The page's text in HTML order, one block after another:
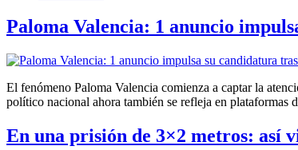
Paloma Valencia: 1 anuncio
El fenómeno Paloma Valencia comienza a captar la
político nacional ahora también se refleja en
En una prisión de 3×2 metros: así